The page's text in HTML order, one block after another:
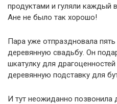
продуктами и гуляли каждый
Ане не было так хорошо!
Пара уже отпраздновала
деревянную свадьбу. Он
шкатулку для
деревянную подставку для
И тут неожиданно позвонила